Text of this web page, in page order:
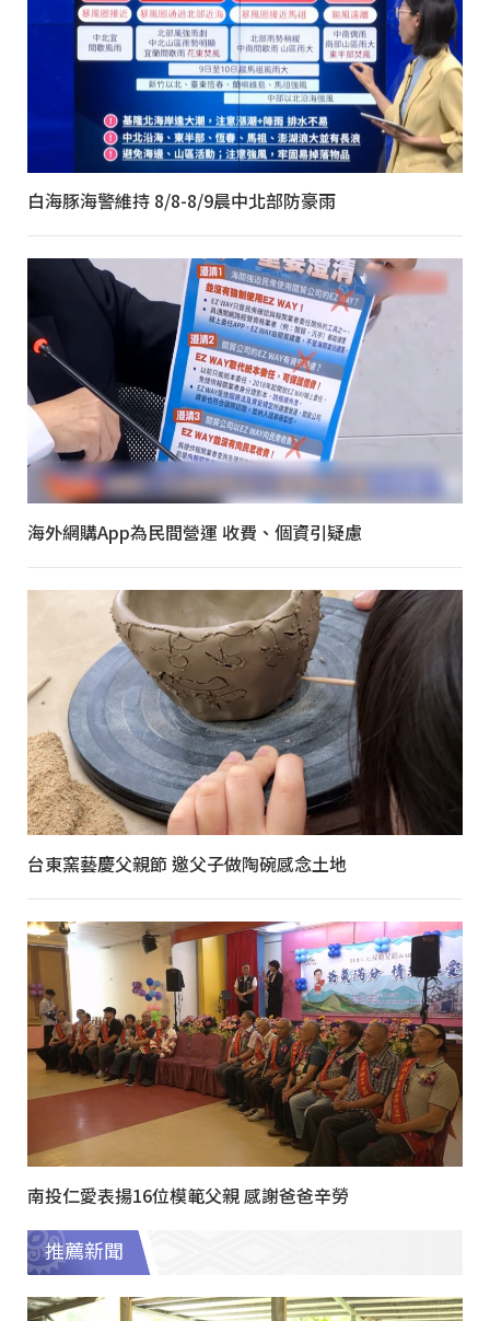
白海豚海警維持 8/8-8/9晨中北部防豪雨
海外網購App為民間營運 收費、個資引疑慮
台東窯藝慶父親節 邀父子做陶碗感念土地
南投仁愛表揚16位模範父親 感謝爸爸辛勞
推薦新聞